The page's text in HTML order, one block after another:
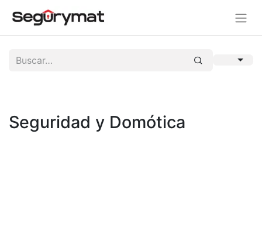
Seguridad y Domótica